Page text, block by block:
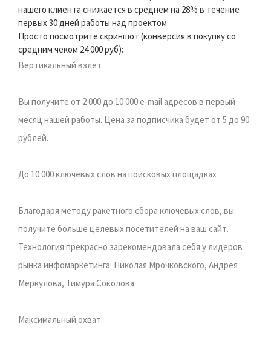
нашего клиента снижается в среднем на 28% в течение
первых 30 дней работы над проектом.
Просто посмотрите скриншот (конверсия в покупку со
средним чеком 24 000 руб):
Вертикальный взлет
Вы получите от 2 000 до 10 000 e-mail адресов в первый
месяц нашей работы. Цена за подписчика будет от 5 до 90
рублей.
До 10 000 ключевых слов на поисковых площадках
Благодаря методу ракетного сбора ключевых слов, вы
получите больше целевых посетителей на ваш сайт.
Технология прекрасно зарекомендовала себя у лидеров
рынка инфомаркетинга: Николая Мрочковского, Андрея
Меркулова, Тимура Соколова.
Максимальный охват